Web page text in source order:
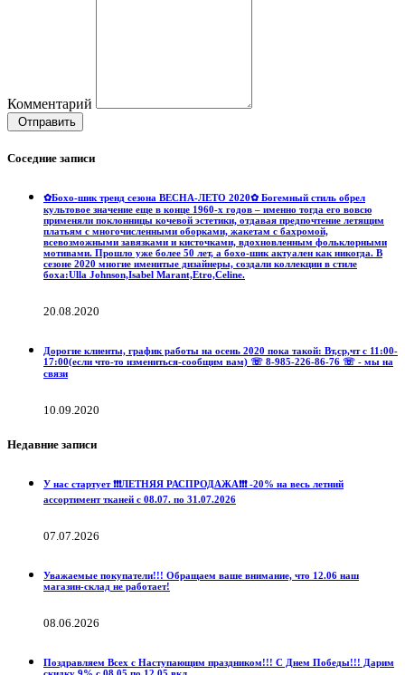
Комментарий
Отправить
Соседние записи
✿Бохо-шик тренд сезона ВЕСНА-ЛЕТО 2020✿ Богемный стиль обрел
культовое значение еще в конце 1960-х годов – именно тогда его вовсю
применяли поклонницы кочевой эстетики, отдавая предпочтение летящим
платьям с многочисленными оборками, жакетам с бахромой,
всевозможными завязками и кисточками, вдохновленным фольклорными
мотивами. Прошло уже более 50 лет, а бохо-шик актуален как никогда. В
сезоне 2020 многие именитые дизайнеры, создали коллекции в стиле
боха:Ulla Johnson,Isabel Marant,Etro,Celine.
20.08.2020
Дорогие клиенты, график работы на осень 2020 пока такой: Вт,ср,чт с 11:00-
17:00(если что-то измениться-сообщим вам) ☏ 8-985-226-86-76 ☏ - мы на
связи
10.09.2020
Недавние записи
У нас стартует ❗️❗️❗️ЛЕТНЯЯ РАСПРОДАЖА❗️❗️❗️ -20% на весь летний
ассортимент тканей с 08.07. по 31.07.2026
07.07.2026
Уважаемые покупатели!!! Обращаем ваше внимание, что 12.06 наш
магазин-склад не работает!
08.06.2026
Поздравляем Всех с Наступающим праздником!!! С Днем Победы!!! Дарим